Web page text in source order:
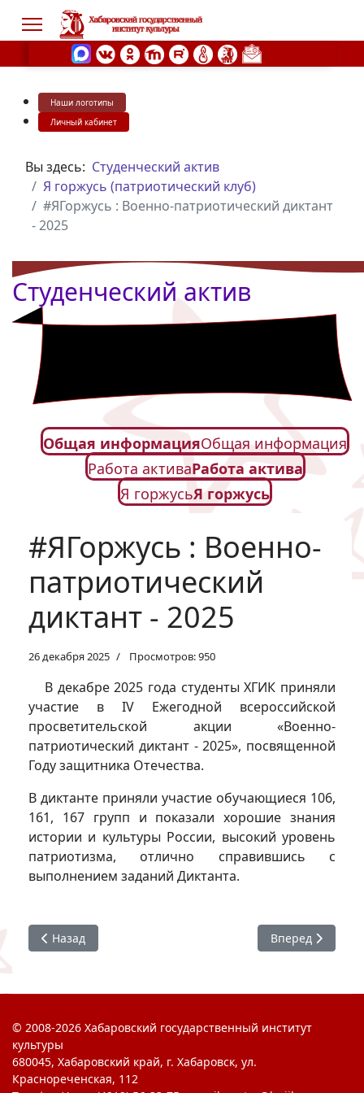
Наши логотипы
Личный кабинет
Вы здесь: Студенческий актив
Я горжусь (патриотический клуб)
#ЯГоржусь : Военно-патриотический диктант
- 2025
Студенческий актив
Общая информацияОбщая информация
Работа активаРабота актива
Я горжусьЯ горжусь
#ЯГоржусь : Военно-
патриотический
диктант - 2025
26 декабря 2025 Просмотров: 950
В декабре 2025 года студенты ХГИК приняли
участие в IV Ежегодной всероссийской
просветительской акции «Военно-
патриотический диктант - 2025», посвященной
Году защитника Отечества.
В диктанте приняли участие обучающиеся 106,
161, 167 групп и показали хорошие знания
истории и культуры России, высокий уровень
патриотизма, отлично справившись с
выполнением заданий Диктанта.
Предыдущий: #ЯГоржусь : Студенческий ход
Назад Следующий:
Вперед
© 2008-2026 Хабаровский государственный институт
культуры
680045, Хабаровский край, г. Хабаровск, ул.
Краснореченская, 112